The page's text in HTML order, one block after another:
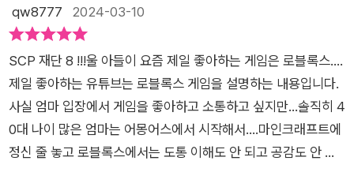
장이 있는 극한의 추위가 있는 곳에 가서 사건을 조사해요 또 하
나 신기했던 점은 [ 제임스의 능력] 인데요. 자신을 신이라고 불
리우는 여자는 제임스에게는 자신의 능력이 통하질 않아요. 도대
체 우주에 몇 안되는 수호자인데 누구일까? 라고 말하는데 다음
권의 떡밥이 될 것 같더라고요 크림슨은 제임스를 구하려고 하다
가 되려 총에 맞게 되고 과연 크림슨은 죽었을지 ㅠㅠ 걱정되면서
도 제임스는 너무나도 강력한 신급인 SCP를 이길 수 있을지 !!!
재단'의 항목 중에 좋은 평가들을 받은항목을 선별하여 탄생한 책
P 괴물에 관한 이야기다 보니아이들이 봐도 괜찮을까? 싶었지만
선정적이거나 폭력적인 요소들을 제한하거나 생략을 한 도서라
고 하기에 첫째와둘째에게 읽어보라고 허락한 책으로서8권을 읽
은 아이들은 재미있다고 했는데요부신교 개체들을 조사하기 위
해 크림슨과에밀리가 떠난 그 사이 깨어난 제임스가일행을 찾아
qw8777 2024-03-10
SCP 재단 8 !!!울 아들이 요즘 제일 좋아하는 게임은 로블록스....
제일 좋아하는 유튜브는 로블록스 게임을 설명하는 내용입니다.
사실 엄마 입장에서 게임을 좋아하고 소통하고 싶지만...솔직히 4
0대 나이 많은 엄마는 어몽어스에서 시작해서....마인크래프트에
정신 줄 놓고 로블록스에서는 도통 이해도 안 되고 공감도 안 되